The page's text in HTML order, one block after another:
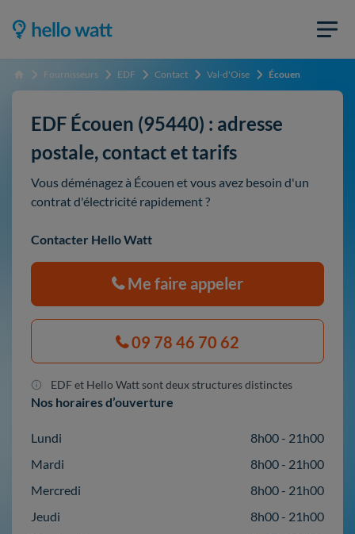
Accueil Fournisseurs EDF Contact Val-d'Oise Écouen
EDF Écouen (95440) : adresse
postale, contact et tarifs
Vous déménagez à Écouen et vous avez besoin d'un
contrat d'électricité rapidement ?
Contacter Hello Watt
Me faire appeler
09 78 46 70 62
EDF et Hello Watt sont deux structures distinctes
Nos horaires d’ouverture
Lundi
8h00 - 21h00
Mardi
8h00 - 21h00
Mercredi
8h00 - 21h00
Jeudi
8h00 - 21h00